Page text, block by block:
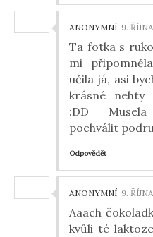
ANONYMNÍ 9.
Ta fotka s
mi
učila já, asi
krásné nehty
:DD
pochválit
Odpovědět
ANONYMNÍ 9.
Aaach
kvůli té